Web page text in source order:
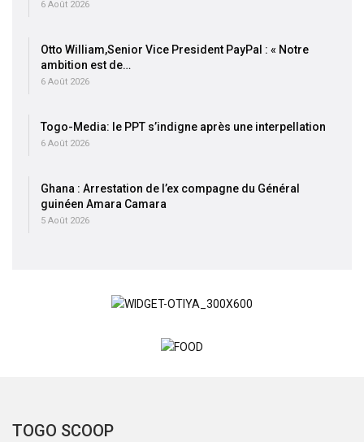
6 Août 2026
Otto William,Senior Vice President PayPal : « Notre
ambition est de…
6 Août 2026
Togo-Media: le PPT s’indigne après une interpellation
6 Août 2026
Ghana : Arrestation de l’ex compagne du Général
guinéen Amara Camara
5 Août 2026
TOGO SCOOP